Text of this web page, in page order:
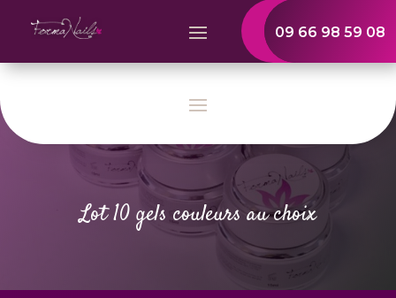
09 66 98 59 08
Lot 10 gels couleurs au choix